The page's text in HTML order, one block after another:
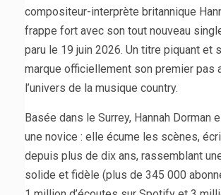
compositeur-interprète britannique
frappe fort avec son tout nouveau
paru le 19 juin 2026. Un titre piquant et
marque officiellement son premier pas
l’univers de la musique country.
Basée dans le Surrey, Hannah Dorman
une novice : elle écume les scènes,
depuis plus de dix ans, rassemblant
solide et fidèle (plus de 345 000